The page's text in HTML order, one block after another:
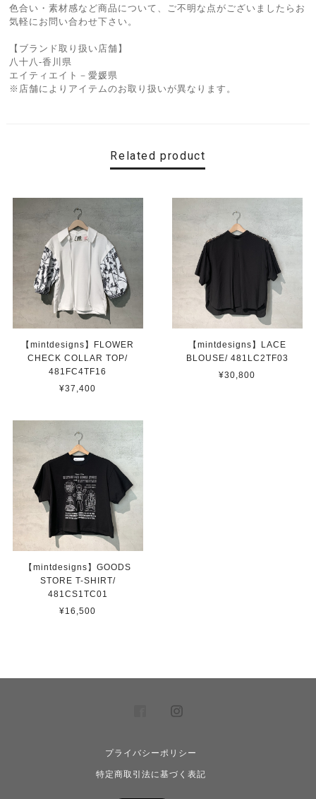
色合い・素材感など商品について、ご不明な点がございましたらお
気軽にお問い合わせ下さい。
【ブランド取り扱い店舗】
八十八-香川県
エイティエイト－愛媛県
※店舗によりアイテムのお取り扱いが異なります。
Related product
【mintdesigns】FLOWER
CHECK COLLAR TOP/
481FC4TF16
¥37,400
【mintdesigns】LACE
BLOUSE/ 481LC2TF03
¥30,800
【mintdesigns】GOODS
STORE T-SHIRT/
481CS1TC01
¥16,500
プライバシーポリシー
特定商取引法に基づく表記